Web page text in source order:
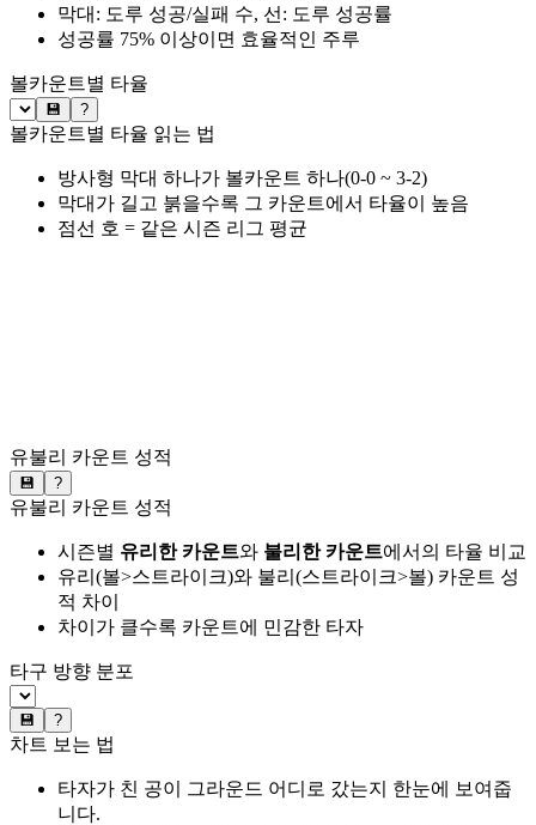
막대: 도루 성공/실패 수, 선: 도루 성공률
성공률 75% 이상이면 효율적인 주루
볼카운트별 타율
💾 ?
볼카운트별 타율 읽는 법
방사형 막대 하나가 볼카운트 하나(0-0 ~ 3-2)
막대가 길고 붉을수록 그 카운트에서 타율이 높음
점선 호 = 같은 시즌 리그 평균
유불리 카운트 성적
💾 ?
유불리 카운트 성적
시즌별 유리한 카운트와 불리한 카운트에서의 타율 비교
유리(볼>스트라이크)와 불리(스트라이크>볼) 카운트 성
적 차이
차이가 클수록 카운트에 민감한 타자
타구 방향 분포
💾 ?
차트 보는 법
타자가 친 공이 그라운드 어디로 갔는지 한눈에 보여줍
니다.